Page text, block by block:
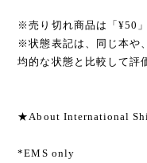
※売り切れ商品は「¥50
※状態表記は、同じ本や
均的な状態と比較して評
★About International
*EMS only